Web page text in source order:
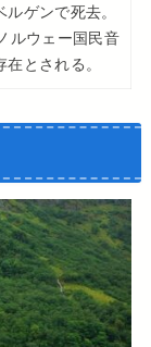
ゲンで死去。
ルウェー国民音
とされる。